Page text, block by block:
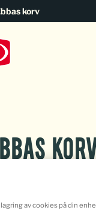
korv
"sätta
av cookies på din